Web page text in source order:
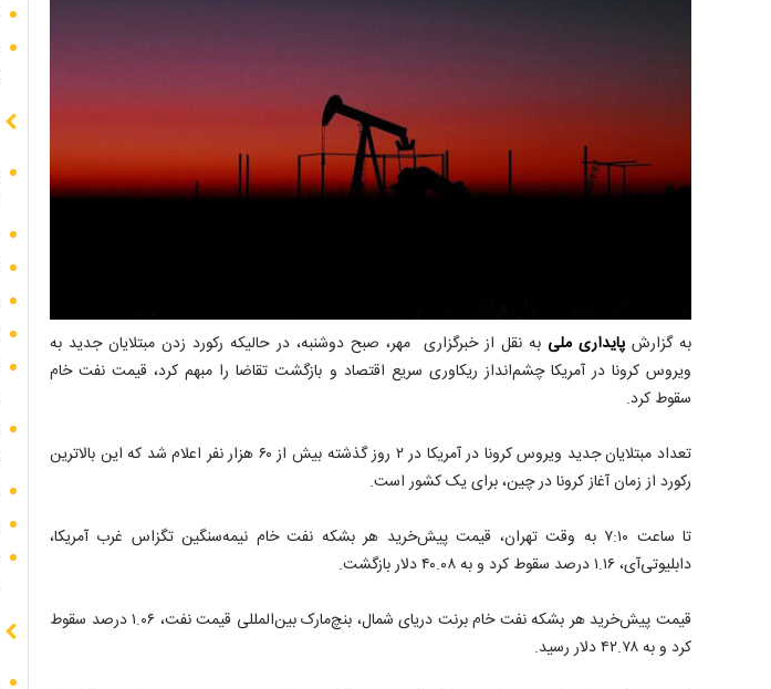
به گزارش پایداری ملی به نقل از خبرگزاری مهر، صبح دوشنبه، در حالیکه رکورد زدن مبتلایان جدید به
ویروس کرونا در آمریکا چشم‌انداز ریکاوری سریع اقتصاد و بازگشت تقاضا را مبهم کرد، قیمت نفت خام
سقوط کرد.
تعداد مبتلایان جدید ویروس کرونا در آمریکا در ۲ روز گذشته بیش از ۶۰ هزار نفر اعلام شد که این بالاترین
رکورد از زمان آغاز کرونا در چین، برای یک کشور است.
تا ساعت ۷:۱۰ به وقت تهران، قیمت پیش‌خرید هر بشکه نفت خام نیمه‌سنگین تگزاس غرب آمریکا،
دابلیوتی‌آی، ۱.۱۶ درصد سقوط کرد و به ۴۰.۰۸ دلار بازگشت.
قیمت پیش‌خرید هر بشکه نفت خام برنت دریای شمال، بنچ‌مارک بین‌المللی قیمت نفت، ۱.۰۶ درصد سقوط
کرد و به ۴۲.۷۸ دلار رسید.